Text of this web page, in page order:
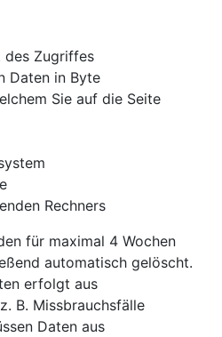
des Zugriffes
Daten in Byte
Sie auf die Seite
Rechners
für maximal 4 Wochen
automatisch gelöscht.
erfolgt aus
B. Missbrauchsfälle
Daten aus